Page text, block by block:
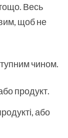
Весь
щоб не
чином.
продукт.
або